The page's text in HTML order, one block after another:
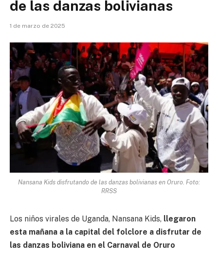
de las danzas bolivianas
1 de marzo de 2025
Nansana Kids disfrutando de las danzas bolivianas en Oruro. Foto:
RRSS
Los niños virales de Uganda, Nansana Kids, llegaron
esta mañana a la capital del folclore a disfrutar de
las danzas boliviana en el Carnaval de Oruro